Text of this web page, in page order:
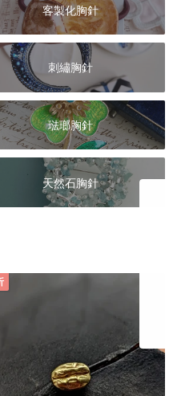
客製化胸針
刺繡胸針
琺瑯胸針
天然石胸針